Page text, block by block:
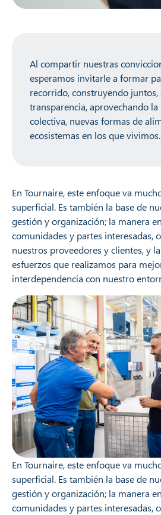
Al compartir nuestras
esperamos invitarle a formar
recorrido, construyendo
transparencia, aprovechando
colectiva, nuevas formas de
ecosistemas en los que vivimos.
En Tournaire, este enfoque va
superficial. Es también la base de
gestión y organización; la manera
comunidades y partes interesadas,
nuestros proveedores y clientes, y
esfuerzos que realizamos para
interdependencia con nuestro
En Tournaire, este enfoque va
superficial. Es también la base de
gestión y organización; la manera
comunidades y partes interesadas,